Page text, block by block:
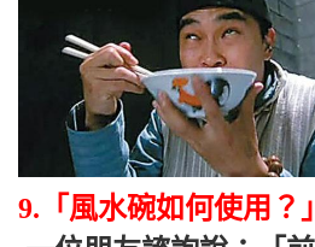
9.「風水碗如何使用？」